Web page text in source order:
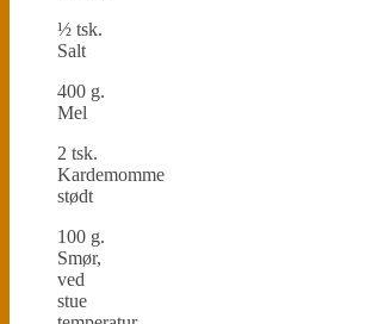
½ tsk.
Salt
400 g.
Mel
2 tsk.
Kardemomme
stødt
100 g.
Smør,
ved
stue